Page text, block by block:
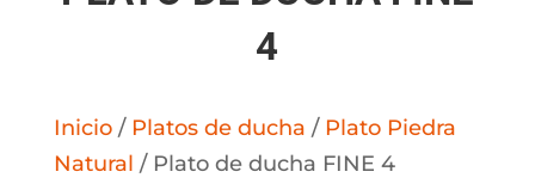
4
Inicio/ Platos de ducha / Plato Piedra
Natural / Plato de ducha FINE 4